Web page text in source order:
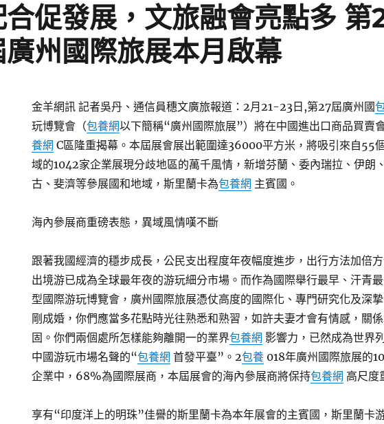
促發展，文旅融會亮點多 第
州國際旅展本月啟幕
金羊網訊 記者吳丹、通信員穗文廣旅報道：2月21-23日,第27屆廣州國
玩博覽會（包養網以下簡稱“廣州國際旅展”）將在中國進出口商品買賣
養網 C區隆重揭幕。本屆展會展出範圍達36000平方米，將吸引來自55
域的1042家企業展現分歧地區的萬千風情，新增芬蘭、委內瑞拉、伊朗
古、斐濟等參展國和地域，斯里蘭卡為包養網 主賓國。
海內參展商重磅表態，異域風情嘆不斷
跟著我國經濟的穩步成長，公民支出程度年夜幅度進步，出行方法加倍
出境游已成為全球最年夜的游玩細分市場。而作為國際舉行最早、汗青
型國際游玩博覽會，廣州國際旅展憑仗高度的國際化、專門研究化及深
剛成婚，你們應當多花點時光往熟悉和熟習，如許夫妻才會有情感，關
固。你們兩個處所怎樣能夠離開一的業界包養網 影響力，已然成為世界
中國游玩市場名聲的“包養網 首發平臺”。2包養 018年廣州國際旅展的
企業中，68%為國際展商，本屆展會的海內參展商將保持包養網 高尺度
享有“印度洋上的明珠”佳譽的斯里蘭卡為本年展會的主賓國，斯里蘭卡